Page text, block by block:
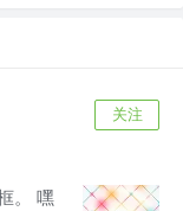
关注
。 嘿